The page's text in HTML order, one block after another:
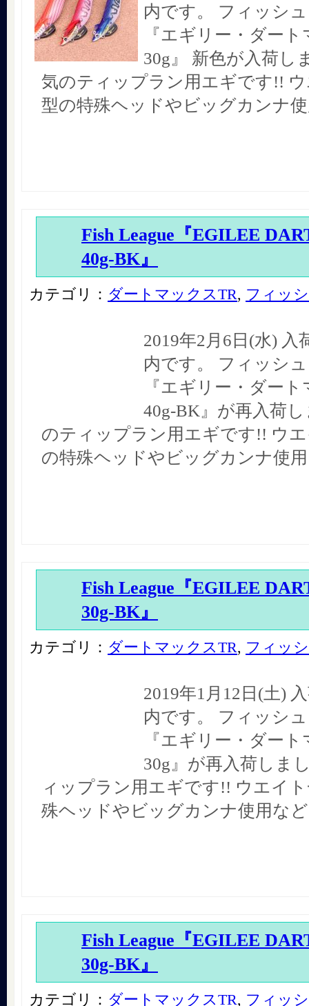
内です。 フィッシ
『エギリー・ダー
30g』 新色が入荷し
気のティップラン用エギです!!
型の特殊ヘッドやビッグカンナ
Fish League『EGILEE
40g-BK』
カテゴリ： ダートマックスTR, フィッ
2019年2月6日(水) 入
内です。 フィッシ
『エギリー・ダー
40g-BK』が再入荷
のティップラン用エギです!! ウ
の特殊ヘッドやビッグカンナ使用
Fish League『EGILEE
30g-BK』
カテゴリ： ダートマックスTR, フィッ
2019年1月12日(土)
内です。 フィッシ
『エギリー・ダー
30g』が再入荷しま
ィップラン用エギです!! ウエイ
殊ヘッドやビッグカンナ使用など
Fish League『EGILEE
30g-BK』
カテゴリ： ダートマックスTR, フィッ